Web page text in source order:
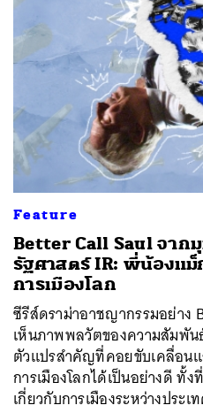
Feature
Better Call Saul จาก
รัฐศาสตร์ IR: พี่น้องแ
การเมืองโลก
ซีรีส์ดราม่าอาชญากรรมอย่าง
เห็นภาพพลวัตของความสัมพัน
ตัวแปรสำคัญที่คอยขับเคลื่อน
การเมืองโลกได้เป็นอย่างดี ทั้
เกี่ยวกับการเมืองระหว่างประ